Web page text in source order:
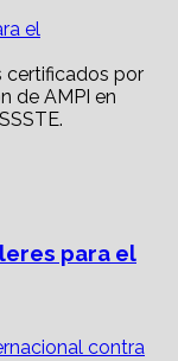
el
para el
contra